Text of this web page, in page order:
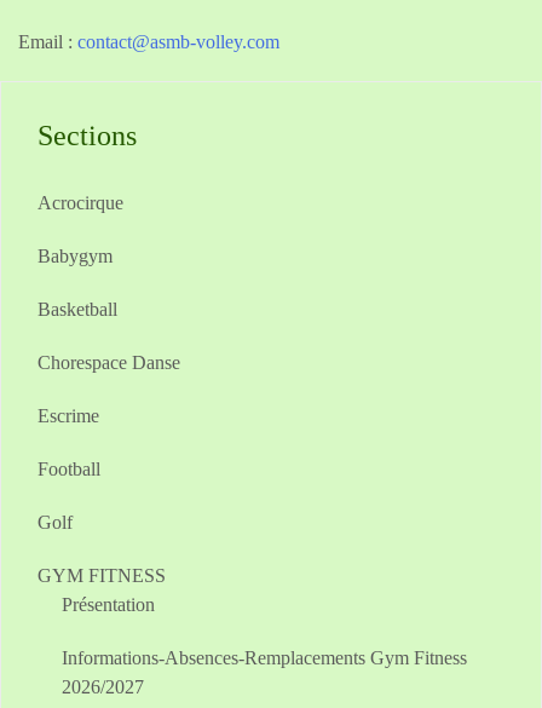
Email : contact@asmb-volley.com
Sections
Acrocirque
Babygym
Basketball
Chorespace Danse
Escrime
Football
Golf
GYM FITNESS
Présentation
Informations-Absences-Remplacements Gym Fitness
2026/2027